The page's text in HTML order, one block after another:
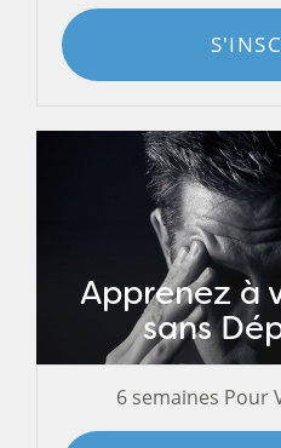
Apprenez à
sans
6 semaines Pour